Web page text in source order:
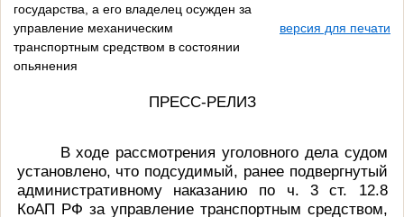
государства, а его владелец осужден за
управление механическим
транспортным средством в состоянии
опьянения
версия для печати
ПРЕСС-РЕЛИЗ
В ходе рассмотрения уголовного дела судом
установлено, что подсудимый, ранее подвергнутый
административному наказанию по ч. 3 ст. 12.8
КоАП РФ за управление транспортным средством,